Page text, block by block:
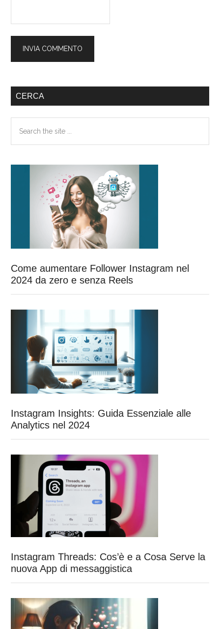
Barra
primaria
CERCA
the
Come aumentare Follower Instagram nel
2024 da zero e senza Reels
Instagram Insights: Guida Essenziale alle
Analytics nel 2024
Instagram Threads: Cos’è e a Cosa Serve la
nuova App di messaggistica